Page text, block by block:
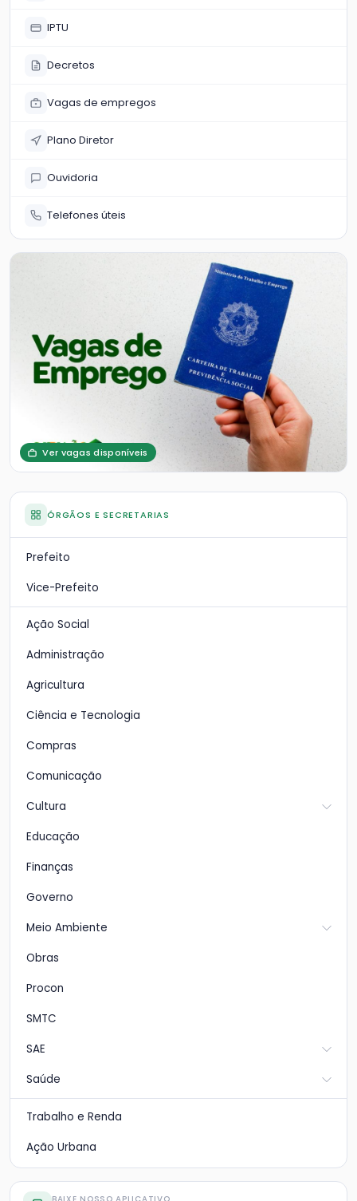
IPTU
Decretos
Vagas de empregos
Plano Diretor
Ouvidoria
Telefones úteis
Ver vagas disponíveis
ÓRGÃOS E SECRETARIAS
Prefeito
Vice-Prefeito
Ação Social
Administração
Agricultura
Ciência e Tecnologia
Compras
Comunicação
Cultura
Educação
Finanças
Governo
Meio Ambiente
Obras
Procon
SMTC
SAE
Saúde
Trabalho e Renda
Ação Urbana